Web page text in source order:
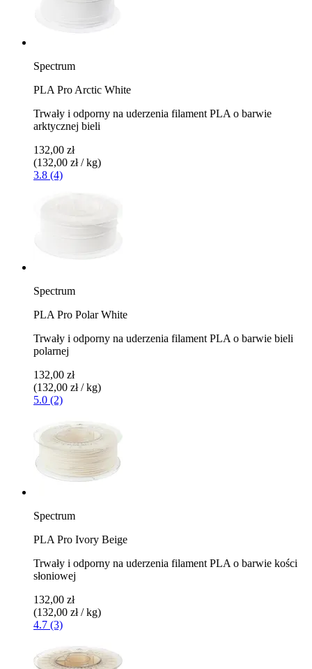
Spectrum
PLA Pro Arctic White
Trwały i odporny na uderzenia filament PLA o barwie
arktycznej bieli
132,00 zł
(132,00 zł / kg)
3.8 (4)
Spectrum
PLA Pro Polar White
Trwały i odporny na uderzenia filament PLA o barwie bieli
polarnej
132,00 zł
(132,00 zł / kg)
5.0 (2)
Spectrum
PLA Pro Ivory Beige
Trwały i odporny na uderzenia filament PLA o barwie kości
słoniowej
132,00 zł
(132,00 zł / kg)
4.7 (3)